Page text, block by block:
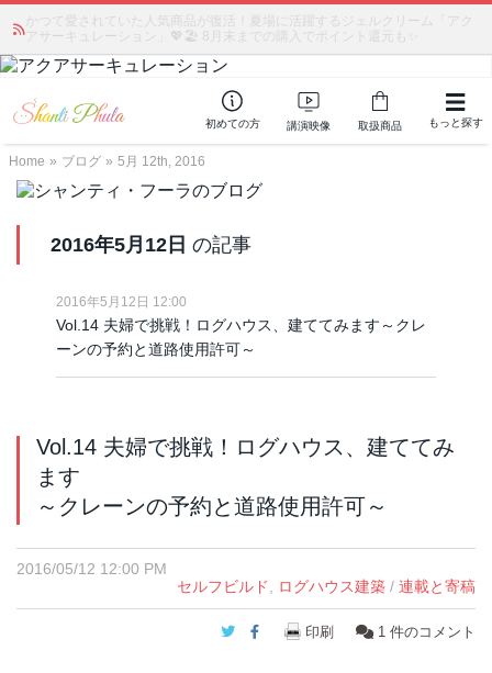
かつて愛されていた人気商品が復活！夏場に活躍するジェルクリーム「アク
アサーキュレーション」💖🏖️ 8月末までの購入でポイント還元も✨
初めての方 講演映像 取扱商品 もっと探す
Home » ブログ » 5月 12th, 2016
2016年5月12日 の記事
2016年5月12日 12:00
Vol.14 夫婦で挑戦！ログハウス、建ててみます～クレ
ーンの予約と道路使用許可～
Vol.14 夫婦で挑戦！ログハウス、建ててみ
ます
～クレーンの予約と道路使用許可～
2016/05/12 12:00 PM
セルフビルド
ログハウス建築 / 連載と寄稿
Twitter
Facebook
印刷 1 件のコメント